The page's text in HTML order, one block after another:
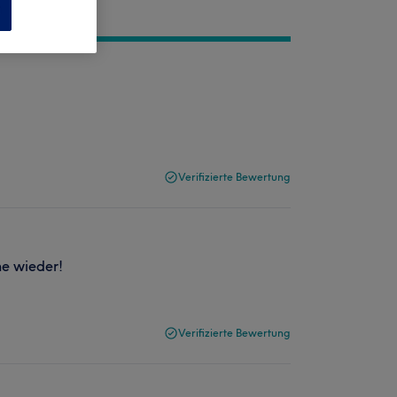
Verifizierte Bewertung
wieder!
Verifizierte Bewertung